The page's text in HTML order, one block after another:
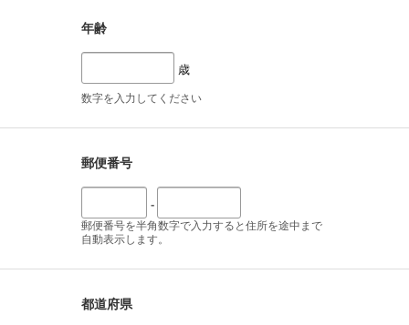
年齢
歳
数字を入力してください
郵便番号
-
郵便番号を半角数字で入力すると住所を途中まで
自動表示します。
都道府県